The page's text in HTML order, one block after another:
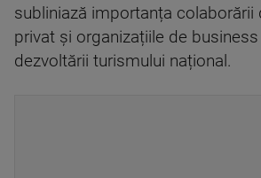
subliniază importanța colaborării
privat și organizațiile de
dezvoltării turismului național.